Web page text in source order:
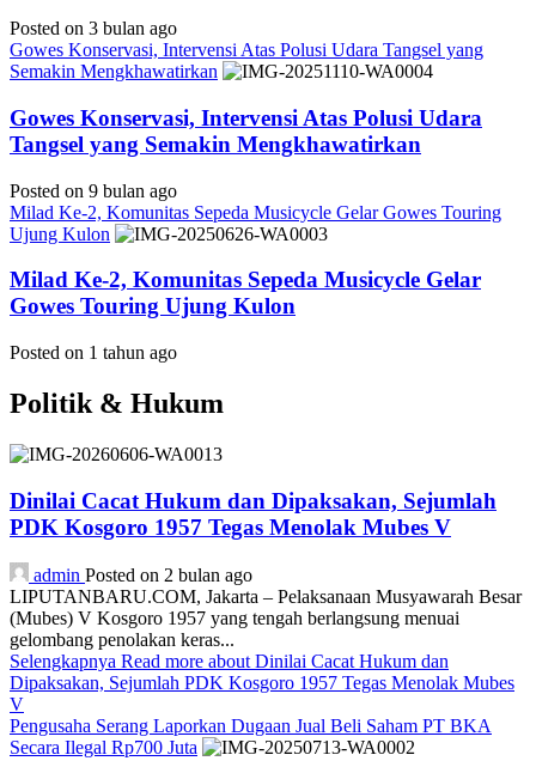
Posted on 3 bulan ago
Gowes Konservasi, Intervensi Atas Polusi Udara Tangsel yang
Semakin Mengkhawatirkan
Gowes Konservasi, Intervensi Atas Polusi Udara
Tangsel yang Semakin Mengkhawatirkan
Posted on 9 bulan ago
Milad Ke-2, Komunitas Sepeda Musicycle Gelar Gowes Touring
Ujung Kulon
Milad Ke-2, Komunitas Sepeda Musicycle Gelar
Gowes Touring Ujung Kulon
Posted on 1 tahun ago
Politik & Hukum
Dinilai Cacat Hukum dan Dipaksakan, Sejumlah
PDK Kosgoro 1957 Tegas Menolak Mubes V
admin Posted on 2 bulan ago
LIPUTANBARU.COM, Jakarta – Pelaksanaan Musyawarah Besar
(Mubes) V Kosgoro 1957 yang tengah berlangsung menuai
gelombang penolakan keras...
Selengkapnya Read more about Dinilai Cacat Hukum dan
Dipaksakan, Sejumlah PDK Kosgoro 1957 Tegas Menolak Mubes
V
Pengusaha Serang Laporkan Dugaan Jual Beli Saham PT BKA
Secara Ilegal Rp700 Juta